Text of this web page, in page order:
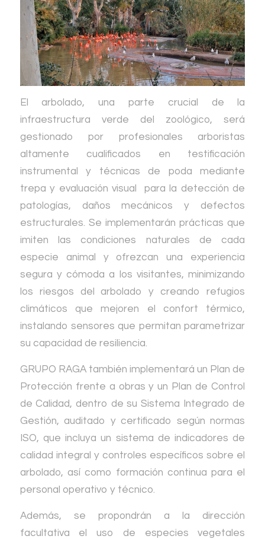
El arbolado, una parte crucial de la
infraestructura verde del zoológico, será
gestionado por profesionales arboristas
altamente cualificados en testificación
instrumental y técnicas de poda mediante
trepa y evaluación visual para la detección de
patologías, daños mecánicos y defectos
estructurales. Se implementarán prácticas que
imiten las condiciones naturales de cada
especie animal y ofrezcan una experiencia
segura y cómoda a los visitantes, minimizando
los riesgos del arbolado y creando refugios
climáticos que mejoren el confort térmico,
instalando sensores que permitan parametrizar
su capacidad de resiliencia.
GRUPO RAGA también implementará un Plan de
Protección frente a obras y un Plan de Control
de Calidad, dentro de su Sistema Integrado de
Gestión, auditado y certificado según normas
ISO, que incluya un sistema de indicadores de
calidad integral y controles específicos sobre el
arbolado, así como formación continua para el
personal operativo y técnico.
Además, se propondrán a la dirección
facultativa el uso de especies vegetales